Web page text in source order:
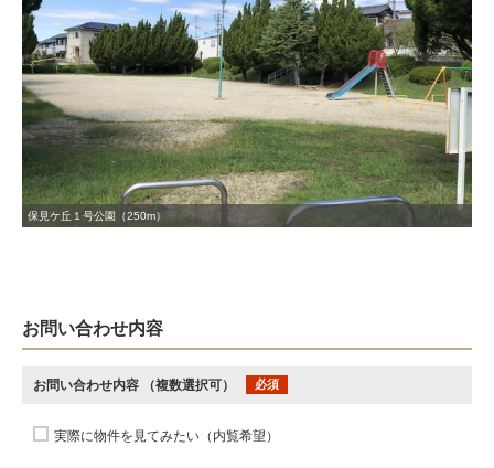
保見ケ丘１号公園（250m）
お問い合わせ内容
お問い合わせ内容 （複数選択可） 必須
実際に物件を見てみたい（内覧希望）